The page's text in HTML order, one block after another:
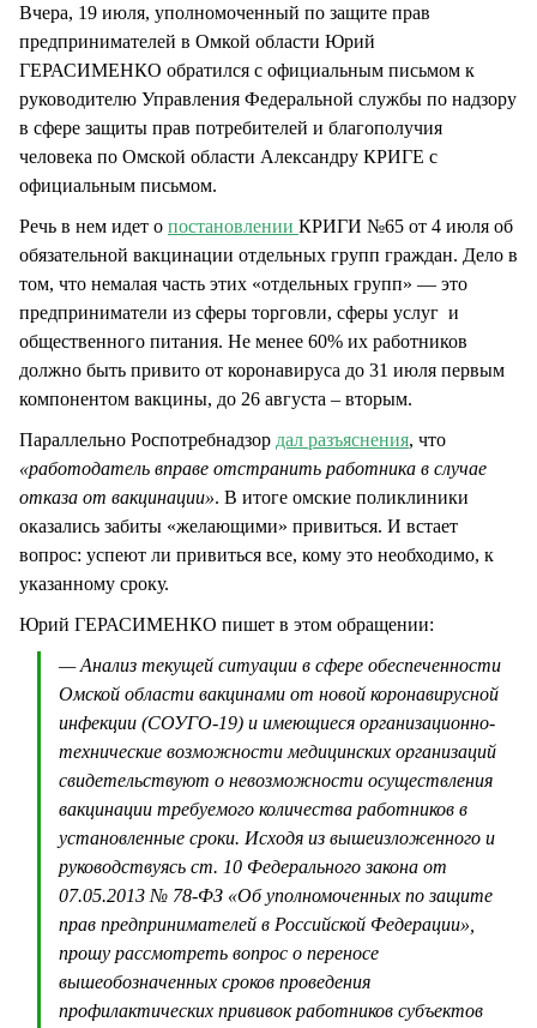
Вчера, 19 июля, уполномоченный по защите прав
предпринимателей в Омкой области Юрий
ГЕРАСИМЕНКО обратился с официальным письмом к
руководителю Управления Федеральной службы по надзору
в сфере защиты прав потребителей и благополучия
человека по Омской области Александру КРИГЕ с
официальным письмом.
Речь в нем идет о постановлении КРИГИ №65 от 4 июля об
обязательной вакцинации отдельных групп граждан. Дело в
том, что немалая часть этих «отдельных групп» — это
предприниматели из сферы торговли, сферы услуг и
общественного питания. Не менее 60% их работников
должно быть привито от коронавируса до 31 июля первым
компонентом вакцины, до 26 августа – вторым.
Параллельно Роспотребнадзор дал разъяснения, что
«работодатель вправе отстранить работника в случае
отказа от вакцинации». В итоге омские поликлиники
оказались забиты «желающими» привиться. И встает
вопрос: успеют ли привиться все, кому это необходимо, к
указанному сроку.
Юрий ГЕРАСИМЕНКО пишет в этом обращении:
— Анализ текущей ситуации в сфере обеспеченности
Омской области вакцинами от новой коронавирусной
инфекции (СОУГО-19) и имеющиеся организационно-
технические возможности медицинских организаций
свидетельствуют о невозможности осуществления
вакцинации требуемого количества работников в
установленные сроки. Исходя из вышеизложенного и
руководствуясь ст. 10 Федерального закона от
07.05.2013 № 78-ФЗ «Об уполномоченных по защите
прав предпринимателей в Российской Федерации»,
прошу рассмотреть вопрос о переносе
вышеобозначенных сроков проведения
профилактических прививок работников субъектов